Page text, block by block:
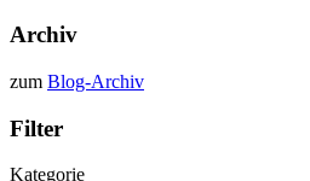
Archiv
zum Blog-Archiv
Filter
Kategorie